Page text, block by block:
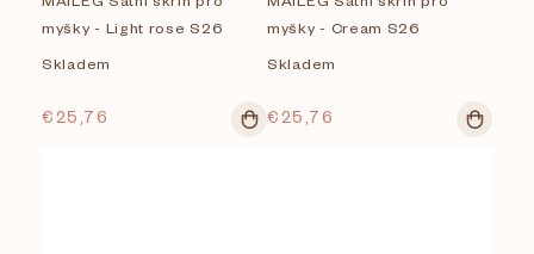
v
myšky - Light rose S26
Skladem
€25,76
myšky - Cream S26
Skladem
€25,76